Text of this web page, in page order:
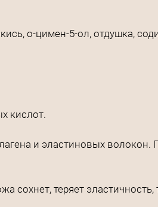
о-цимен-5-ол, отдушка,
кислот.
и эластиновых волокон.
теряет эластичность,